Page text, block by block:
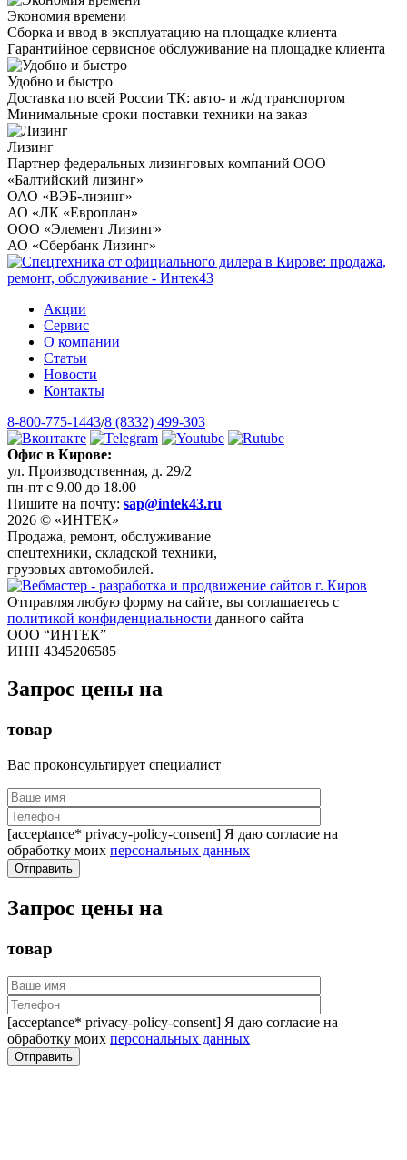
Экономия времени
Сборка и ввод в эксплуатацию на площадке клиента
Гарантийное сервисное обслуживание на площадке клиента
Удобно и быстро
Доставка по всей России ТК: авто- и ж/д транспортом
Минимальные сроки поставки техники на заказ
Лизинг
Партнер федеральных лизинговых компаний ООО
«Балтийский лизинг»
ОАО «ВЭБ-лизинг»
АО «ЛК «Европлан»
ООО «Элемент Лизинг»
АО «Сбербанк Лизинг»
Акции
Сервис
О компании
Статьи
Новости
Контакты
8-800-775-1443/8 (8332) 499-303
Офис в Кирове:
ул. Производственная, д. 29/2
пн-пт с 9.00 до 18.00
Пишите на почту: sap@intek43.ru
2026 © «ИНТЕК»
Продажа, ремонт, обслуживание
спецтехники, складской техники,
грузовых автомобилей.
Отправляя любую форму на сайте, вы соглашаетесь с
политикой конфиденциальности данного сайта
ООО “ИНТЕК”
ИНН 4345206585
Запрос цены на
товар
Вас проконсультирует специалист
[acceptance* privacy-policy-consent] Я даю согласие на
обработку моих персональных данных
Запрос цены на
товар
[acceptance* privacy-policy-consent] Я даю согласие на
обработку моих персональных данных